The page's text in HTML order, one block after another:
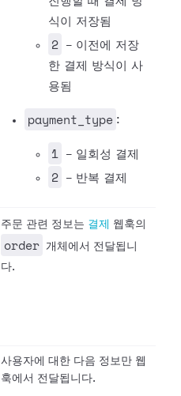
식이 저장됨
2
- 이전에 저장
한 결제 방식이 사
용됨
payment_type :
1 - 일회성 결제
2 - 반복 결제
주문 관련 정보는 결제 웹훅의
order 개체에서 전달됩니
다.
사용자에 대한 다음 정보만 웹
훅에서 전달됩니다.